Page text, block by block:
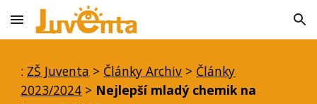
Skip to main content Skip to navigation
: ZŠ Juventa > Články Archiv > Články
2023/2024 > Nejlepší mladý chemik na